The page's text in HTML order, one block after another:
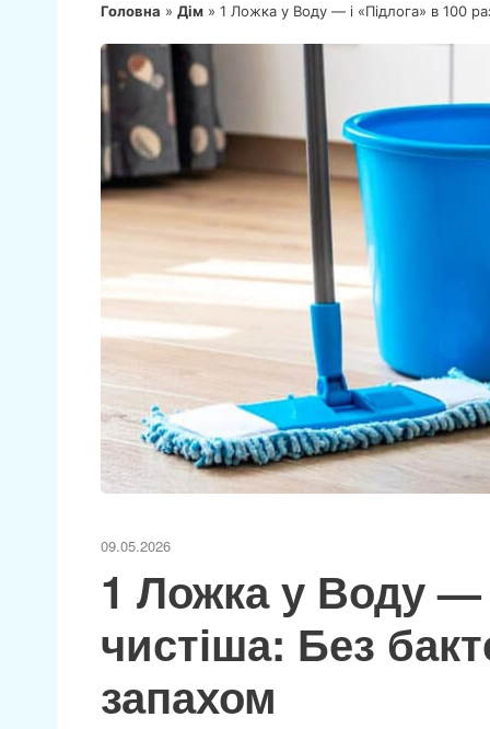
Головна » Дім » 1 Ложка у Воду — і «Підлога» в 100
09.05.2026
1 Ложка у Воду —
чистіша: Без
запахом